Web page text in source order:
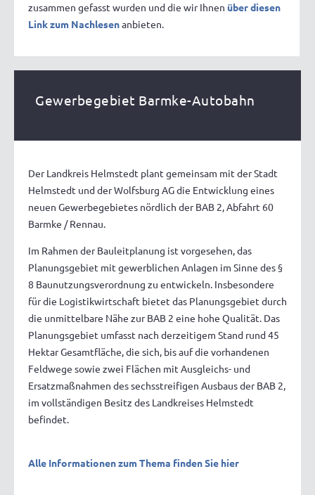
zusammen gefasst wurden und die wir Ihnen über diesen
Link zum Nachlesenanbieten.
Gewerbegebiet Barmke-Autobahn
Der Landkreis Helmstedt plant gemeinsam mit der Stadt
Helmstedt und der Wolfsburg AG die Entwicklung eines
neuen Gewerbegebietes nördlich der BAB 2, Abfahrt 60
Barmke / Rennau.
Im Rahmen der Bauleitplanung ist vorgesehen, das
Planungsgebiet mit gewerblichen Anlagen im Sinne des §
8 Baunutzungsverordnung zu entwickeln. Insbesondere
für die Logistikwirtschaft bietet das Planungsgebiet durch
die unmittelbare Nähe zur BAB 2 eine hohe Qualität. Das
Planungsgebiet umfasst nach derzeitigem Stand rund 45
Hektar Gesamtfläche, die sich, bis auf die vorhandenen
Feldwege sowie zwei Flächen mit Ausgleichs- und
Ersatzmaßnahmen des sechsstreifigen Ausbaus der BAB 2,
im vollständigen Besitz des Landkreises Helmstedt
befindet.
Alle Informationen zum Thema finden Sie hier